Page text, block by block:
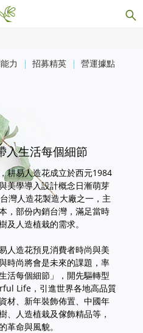
力 招募精英 營運據點
入生活每個細節
耕易人造花成立於西元1984
美學導入設計概念日漸萌芽
灣人造花製造大廠之一，主
，部份內銷台灣，滿足當時
及人造植栽的需求。
人造花預見消費者時尚與美
時尚將會是未來的課題，率
活每個細節」，開先驅轉型
Life，引進世界各地高品質
材、新年裝飾佈置、中國年
、人造植栽及傢飾精品等，
革命與風貌。